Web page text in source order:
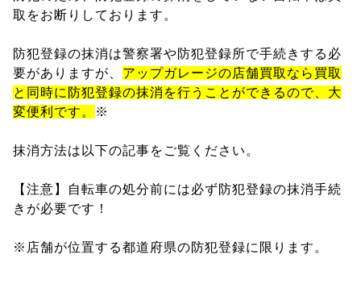
取をお断りしております。
防犯登録の抹消は警察署や防犯登録所で手続きする必
要がありますが、 アップガレージの店舗買取なら買取
と同時に防犯登録の抹消を行うことができるので、大
変便利です。
※
抹消方法は以下の記事をご覧ください。
【注意】自転車の処分前には必ず防犯登録の抹消手続
きが必要です！
※店舗が位置する都道府県の防犯登録に限ります。